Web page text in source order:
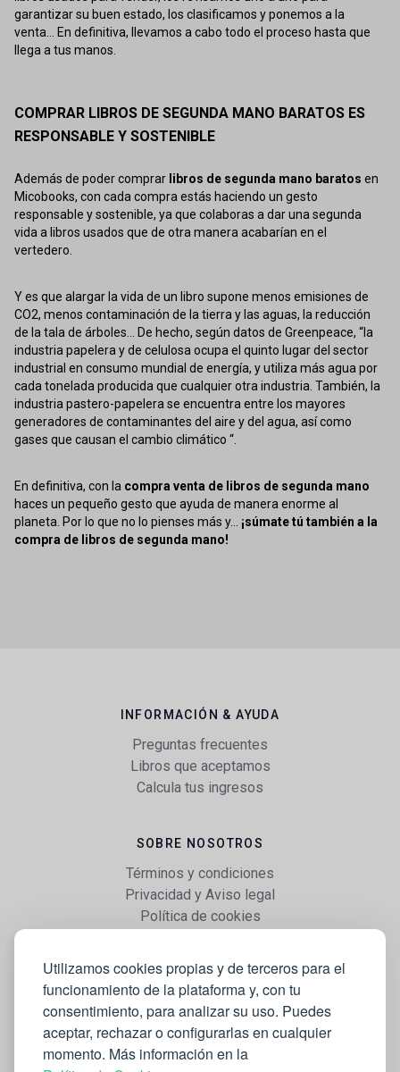
Utilizamos cookies propias y de terceros para el
funcionamiento de la plataforma y, con tu
consentimiento, para analizar su uso. Puedes
aceptar, rechazar o configurarlas en cualquier
momento. Más información en la
garantizar su buen estado, los clasificamos y ponemos a la
venta... En definitiva, llevamos a cabo todo el proceso hasta que
llega a tus manos.
COMPRAR LIBROS DE SEGUNDA MANO BARATOS ES
RESPONSABLE Y SOSTENIBLE
Además de poder comprar libros de segunda mano baratos en
Micobooks, con cada compra estás haciendo un gesto
responsable y sostenible, ya que colaboras a dar una segunda
vida a libros usados que de otra manera acabarían en el
vertedero.
Y es que alargar la vida de un libro supone menos emisiones de
CO2, menos contaminación de la tierra y las aguas, la reducción
de la tala de árboles... De hecho, según datos de Greenpeace, “la
industria papelera y de celulosa ocupa el quinto lugar del sector
industrial en consumo mundial de energía, y utiliza más agua por
cada tonelada producida que cualquier otra industria. También, la
industria pastero-papelera se encuentra entre los mayores
generadores de contaminantes del aire y del agua, así como
gases que causan el cambio climático “.
En definitiva, con la compra venta de libros de segunda mano
haces un pequeño gesto que ayuda de manera enorme al
planeta. Por lo que no lo pienses más y... ¡súmate tú también a la
compra de libros de segunda mano!
INFORMACIÓN & AYUDA
Preguntas frecuentes
Libros que aceptamos
Calcula tus ingresos
SOBRE NOSOTROS
Términos y condiciones
Privacidad y Aviso legal
Política de cookies
WEB
Vender libros
Mi cuenta
Comprar libros